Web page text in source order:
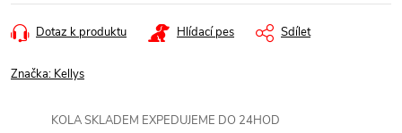
Dotaz k produktu Hlídací pes Sdílet
Značka: Kellys
KOLA SKLADEM EXPEDUJEME DO 24HOD